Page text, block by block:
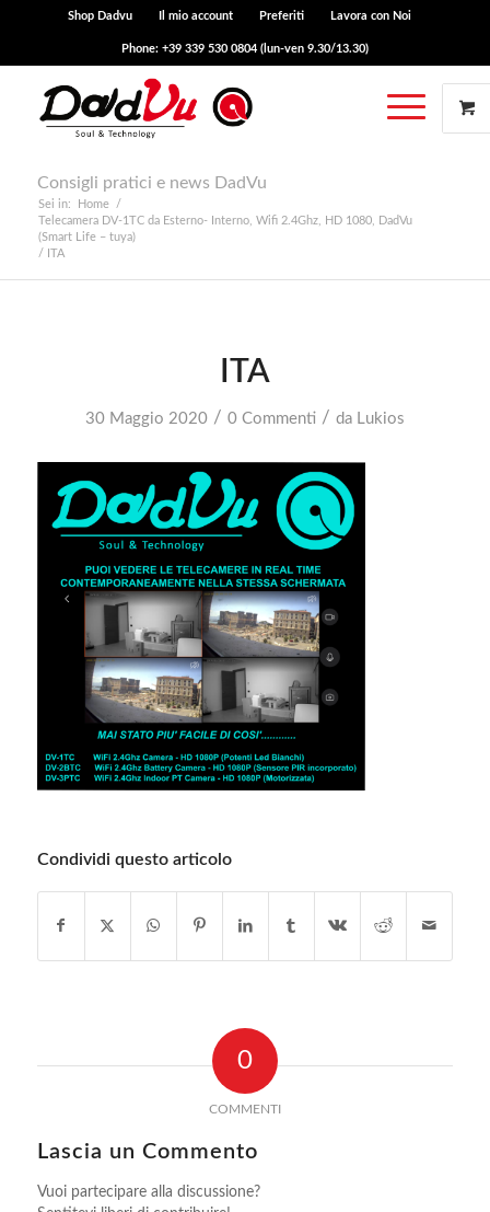
Shop Dadvu Il mio account Preferiti Lavora con Noi
Phone: +39 339 530 0804 (lun-ven 9.30/13.30)
Consigli pratici e news DadVu
Sei in: Home
/
Telecamera DV-1TC da Esterno- Interno, Wifi 2.4Ghz, HD 1080, DadVu
(Smart Life – tuya)
/
ITA
ITA
30 Maggio 2020 / 0 Commenti / da Lukios
Condividi questo articolo
0
COMMENTI
Lascia un Commento
Vuoi partecipare alla discussione?